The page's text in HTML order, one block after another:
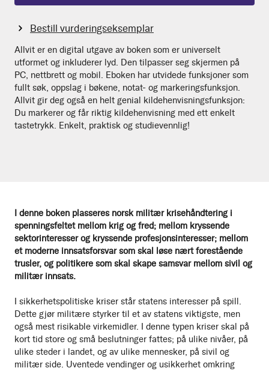
I denne boken plasseres norsk militær krisehåndtering i
spenningsfeltet mellom krig og fred; mellom kryssende
sektorinteresser og kryssende profesjonsinteresser; mellom
et moderne innsatsforsvar som skal løse nært forestående
trusler, og politikere som skal skape samsvar mellom sivil og
militær innsats.
I sikkerhetspolitiske kriser står statens interesser på spill.
Dette gjør militære styrker til et av statens viktigste, men
også mest risikable virkemidler. I denne typen kriser skal på
kort tid store og små beslutninger fattes; på ulike nivåer, på
ulike steder i landet, og av ulike mennesker, på sivil og
militær side. Uventede vendinger og usikkerhet omkring
Bestill vurderingseksemplar
Allvit er en digital utgave av boken som er universelt
utformet og inkluderer lyd. Den tilpasser seg skjermen på
PC, nettbrett og mobil. Eboken har utvidede funksjoner som
fullt søk, oppslag i bøkene, notat- og markeringsfunksjon.
Allvit gir deg også en helt genial kildehenvisningsfunksjon:
Du markerer og får riktig kildehenvisning med ett enkelt
tastetrykk. Enkelt, praktisk og studievennlig!